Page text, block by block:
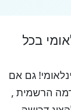
בכל
גם אם
הרשמית ,